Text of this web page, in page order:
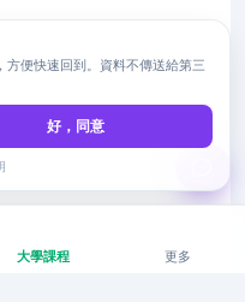
大學課程 更多
便快速回到。資料不傳送給第三
好，同意